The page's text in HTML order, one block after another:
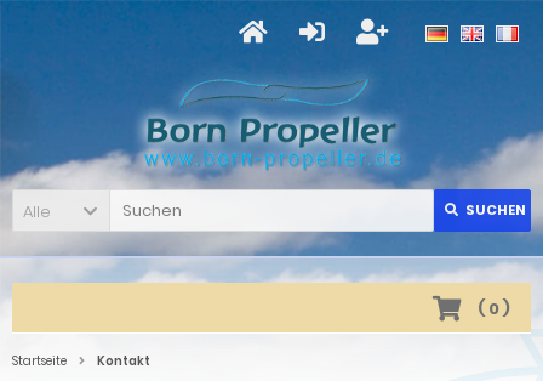
Alle SUCHEN
( 0)
Startseite Kontakt